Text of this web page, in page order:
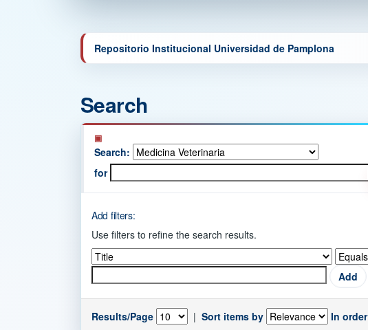
Repositorio Institucional Universidad de Pamplona
Search
Search:
for
Add filters:
Use filters to refine the search results.
Results/Page | Sort items by In order